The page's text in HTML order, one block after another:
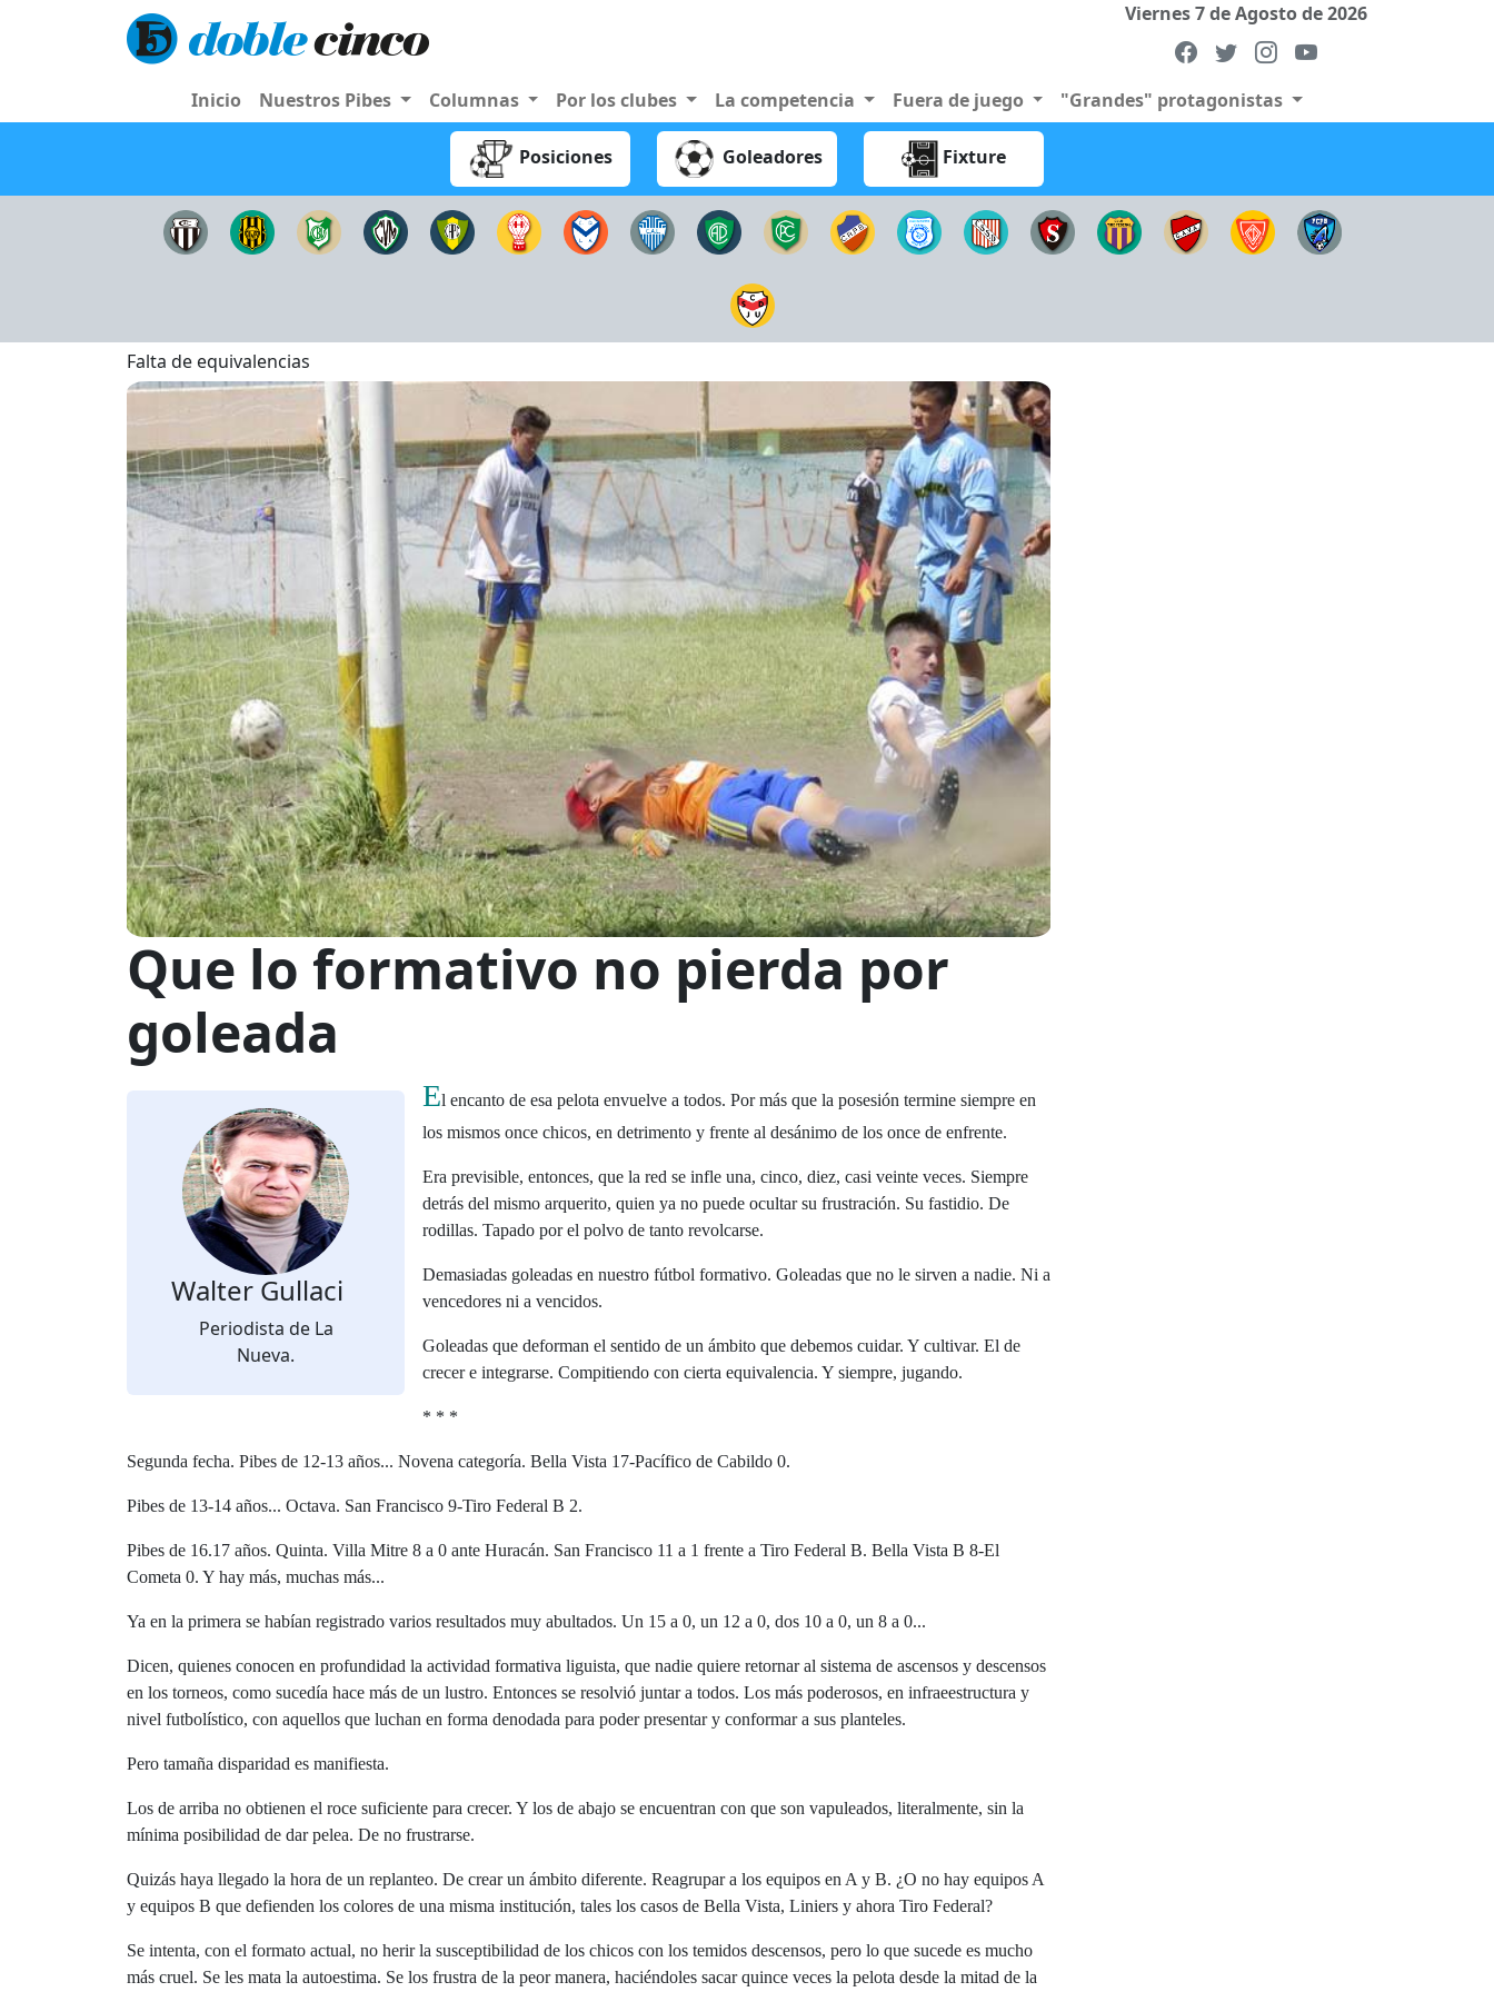
Viernes 7 de Agosto de 2026
Inicio Nuestros Pibes Columnas Por los clubes La competencia Fuera de juego "Grandes" protagonistas
Posiciones Goleadores Fixture
Falta de equivalencias
Que lo formativo no pierda por
goleada
Walter Gullaci
Periodista de La
Nueva.
El encanto de esa pelota envuelve a todos. Por más que la posesión termine siempre en
los mismos once chicos, en detrimento y frente al desánimo de los once de enfrente.
Era previsible, entonces, que la red se infle una, cinco, diez, casi veinte veces. Siempre
detrás del mismo arquerito, quien ya no puede ocultar su frustración. Su fastidio. De
rodillas. Tapado por el polvo de tanto revolcarse.
Demasiadas goleadas en nuestro fútbol formativo. Goleadas que no le sirven a nadie. Ni a
vencedores ni a vencidos.
Goleadas que deforman el sentido de un ámbito que debemos cuidar. Y cultivar. El de
crecer e integrarse. Compitiendo con cierta equivalencia. Y siempre, jugando.
* * *
Segunda fecha. Pibes de 12-13 años... Novena categoría. Bella Vista 17-Pacífico de Cabildo 0.
Pibes de 13-14 años... Octava. San Francisco 9-Tiro Federal B 2.
Pibes de 16.17 años. Quinta. Villa Mitre 8 a 0 ante Huracán. San Francisco 11 a 1 frente a Tiro Federal B. Bella Vista B 8-El
Cometa 0. Y hay más, muchas más...
Ya en la primera se habían registrado varios resultados muy abultados. Un 15 a 0, un 12 a 0, dos 10 a 0, un 8 a 0...
Dicen, quienes conocen en profundidad la actividad formativa liguista, que nadie quiere retornar al sistema de ascensos y descensos
en los torneos, como sucedía hace más de un lustro. Entonces se resolvió juntar a todos. Los más poderosos, en infraeestructura y
nivel futbolístico, con aquellos que luchan en forma denodada para poder presentar y conformar a sus planteles.
Pero tamaña disparidad es manifiesta.
Los de arriba no obtienen el roce suficiente para crecer. Y los de abajo se encuentran con que son vapuleados, literalmente, sin la
mínima posibilidad de dar pelea. De no frustrarse.
Quizás haya llegado la hora de un replanteo. De crear un ámbito diferente. Reagrupar a los equipos en A y B. ¿O no hay equipos A
y equipos B que defienden los colores de una misma institución, tales los casos de Bella Vista, Liniers y ahora Tiro Federal?
Se intenta, con el formato actual, no herir la susceptibilidad de los chicos con los temidos descensos, pero lo que sucede es mucho
más cruel. Se les mata la autoestima. Se los frustra de la peor manera, haciéndoles sacar quince veces la pelota desde la mitad de la